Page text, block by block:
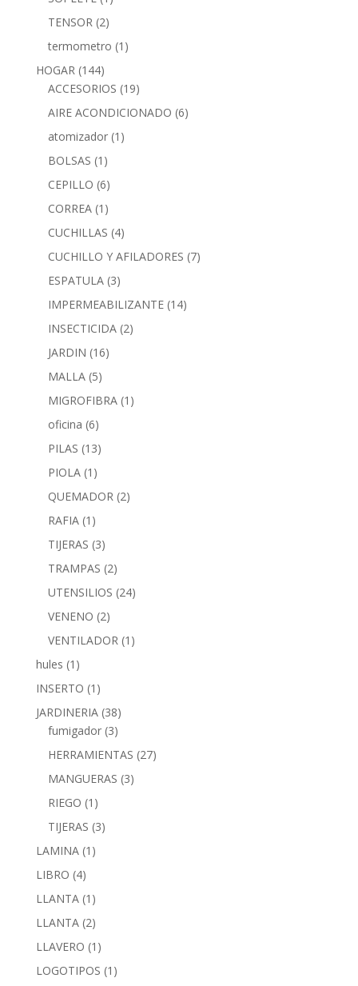
TENSOR (2)
termometro (1)
HOGAR (144)
ACCESORIOS (19)
AIRE ACONDICIONADO (6)
atomizador (1)
BOLSAS (1)
CEPILLO (6)
CORREA (1)
CUCHILLAS (4)
CUCHILLO Y AFILADORES (7)
ESPATULA (3)
IMPERMEABILIZANTE (14)
INSECTICIDA (2)
JARDIN (16)
MALLA (5)
MIGROFIBRA (1)
oficina (6)
PILAS (13)
PIOLA (1)
QUEMADOR (2)
RAFIA (1)
TIJERAS (3)
TRAMPAS (2)
UTENSILIOS (24)
VENENO (2)
VENTILADOR (1)
hules (1)
INSERTO (1)
JARDINERIA (38)
fumigador (3)
HERRAMIENTAS (27)
MANGUERAS (3)
RIEGO (1)
TIJERAS (3)
LAMINA (1)
LIBRO (4)
LLANTA (1)
LLANTA (2)
LLAVERO (1)
LOGOTIPOS (1)